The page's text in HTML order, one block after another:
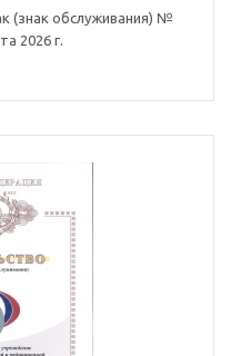
(знак обслуживания) №
2026 г.